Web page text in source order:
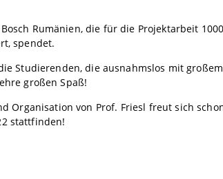
Rumänien, die für die Projektarbeit
spendet.
Studierenden, die ausnahmslos mit
großen Spaß!
Organisation von Prof. Friesl freut sich
stattfinden!